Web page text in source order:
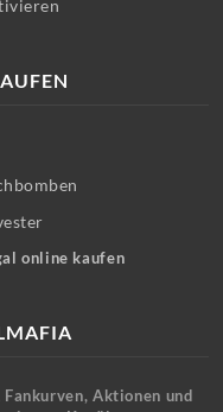
online kaufen
Fankurven, Aktionen und